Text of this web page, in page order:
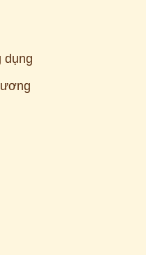
dụng